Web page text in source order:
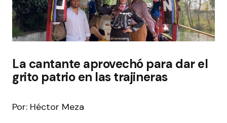
La cantante aprovechó para dar el
grito patrio en las trajineras
Por: Héctor Meza